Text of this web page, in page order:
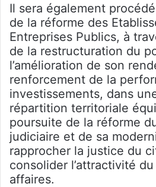
Il sera également
de la réforme des
Entreprises Publics, à
de la restructuration du
l’amélioration de son
renforcement de la
investissements, dans
répartition territoriale
poursuite de la réforme
judiciaire et de sa
rapprocher la justice du
consolider l’attractivité
affaires.